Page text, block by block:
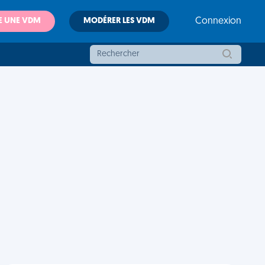
UNE VDM MODÉRER LES VDM Connexion